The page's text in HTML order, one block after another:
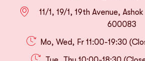
11/1, 19/1, 19th Avenue,
600083
Mo, Wed, Fr 11:00-19:30